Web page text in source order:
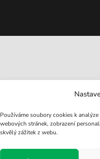
Používáme soubory cookies k
webových stránek, zobrazení
skvělý zážitek z webu.